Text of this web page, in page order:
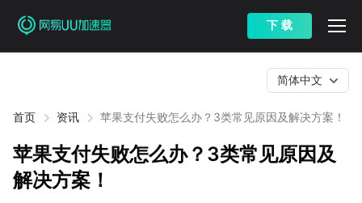
下 载
首页 资讯 苹果支付失败怎么办？3类常见原因及解决方案！
简体中文
苹果支付失败怎么办？3类常见原因及
解决方案！